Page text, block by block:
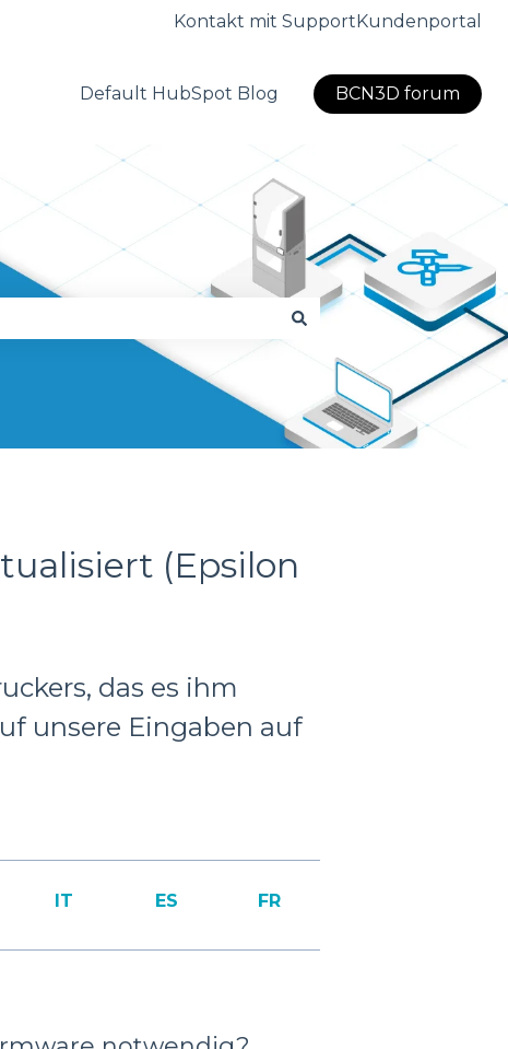
Kontakt mit SupportKundenportal
Default HubSpot Blog BCN3D forum
(Epsilon
das es ihm
unsere Eingaben auf
IT ES FR